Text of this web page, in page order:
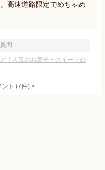
高速道路限定でめちゃめ
問
！人気のお菓子・スイーツの
ト (7件) >